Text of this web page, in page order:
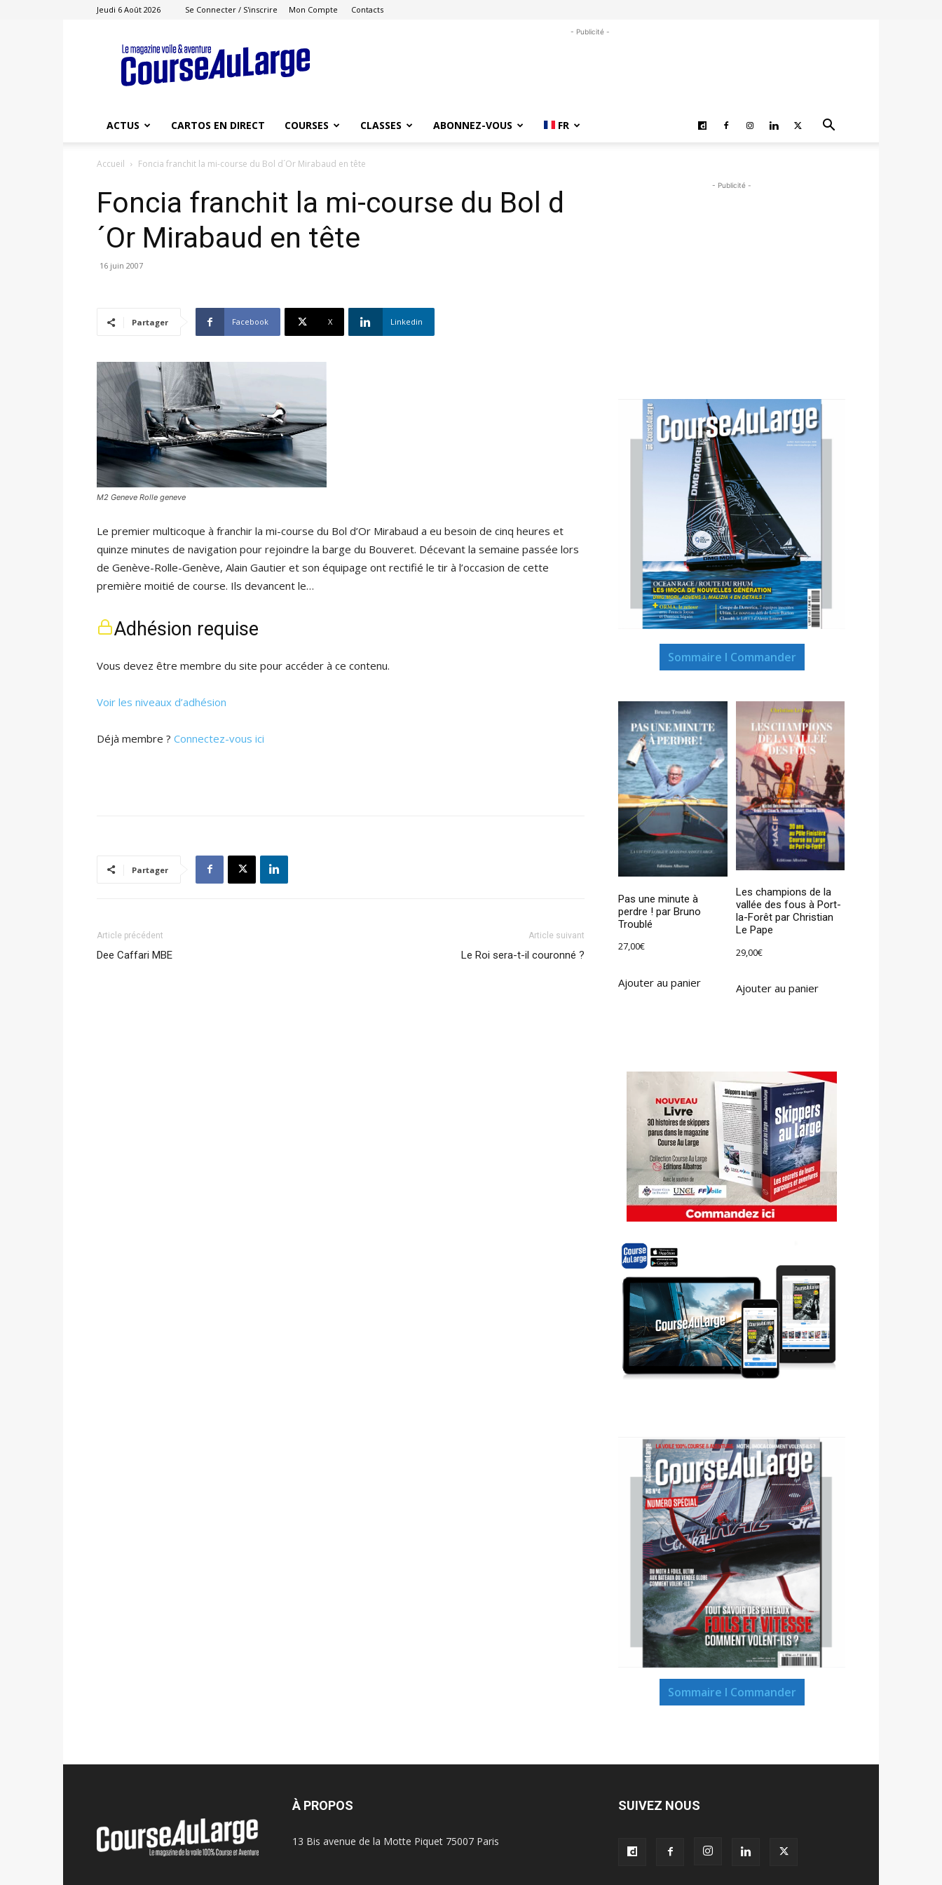
Jeudi 6 Août 2026 Se Connecter / S'inscrire Mon Compte Contacts
Course
au
Large
- Publicité -
ACTUS CARTOS EN DIRECT COURSES CLASSES ABONNEZ-VOUS FR
Accueil Foncia franchit la mi-course du Bol d´Or Mirabaud en tête
Foncia franchit la mi-course du Bol d
´Or Mirabaud en tête
16 juin 2007
Partager Facebook X Linkedin
M2 Geneve Rolle geneve
Le premier multicoque à franchir la mi-course du Bol d’Or Mirabaud a eu besoin de cinq heures et
quinze minutes de navigation pour rejoindre la barge du Bouveret. Décevant la semaine passée lors
de Genève-Rolle-Genève, Alain Gautier et son équipage ont rectifié le tir à l’occasion de cette
première moitié de course. Ils devancent le…
Adhésion requise
Vous devez être membre du site pour accéder à ce contenu.
Voir les niveaux d’adhésion
Déjà membre ? Connectez-vous ici
Partager
Article précédent
Dee Caffari MBE
Article suivant
Le Roi sera-t-il couronné ?
- Publicité -
Sommaire I Commander
Pas une minute à
perdre ! par Bruno
Troublé
27,00€
Ajouter au panier
Les champions de la
vallée des fous à Port-
la-Forêt par Christian
Le Pape
29,00€
Ajouter au panier
Sommaire I Commander
À PROPOS
13 Bis avenue de la Motte Piquet 75007 Paris
SUIVEZ NOUS